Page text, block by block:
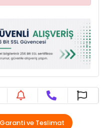
Garanti ve Teslimat